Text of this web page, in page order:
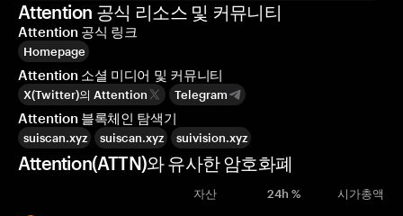
Attention 공식 리소스 및 커뮤니티
Attention 공식 링크
Homepage
Attention 소셜 미디어 및 커뮤니티
X(Twitter)의 Attention Telegram
Attention 블록체인 탐색기
suiscan.xyz suiscan.xyz suivision.xyz
Attention(ATTN)와 유사한 암호화폐
자산 24h % 시가총액